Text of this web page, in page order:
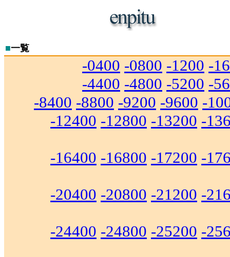
■一覧
-0400 -0800 -1200 -
-4400 -4800 -5200 -
-8400 -8800 -9200 -9600 -
-12400 -12800 -13200 -
-16400 -16800 -17200 -
-20400 -20800 -21200 -
-24400 -24800 -25200 -